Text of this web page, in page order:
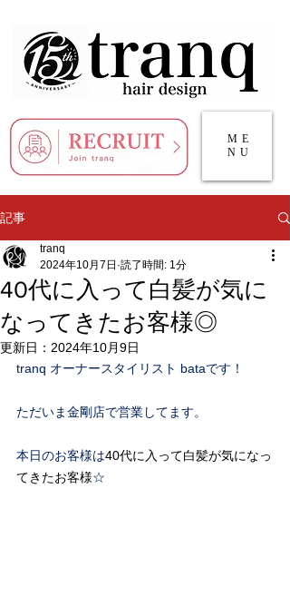
ME
NU
記事
40代に入って白髪が気に
なってきたお客様◎
tranq
2024年10月7日 読了時間: 1分
更新日： 2024年10月9日
tranq オーナースタイリスト bataです！
ただいま金剛店で営業してます。
本日のお客様は40代に入って白髪が気になっ
てきたお客様☆